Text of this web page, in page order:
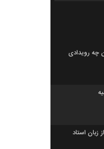
چه رویدادی
زبان استاد